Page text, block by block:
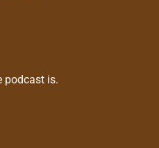
podcast is.